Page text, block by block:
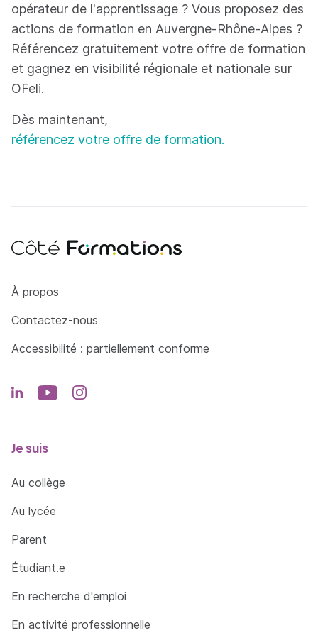
opérateur de l'apprentissage ? Vous proposez des
actions de formation en Auvergne-Rhône-Alpes ?
Référencez gratuitement votre offre de formation
et gagnez en visibilité régionale et nationale sur
OFeli.
Dès maintenant,
référencez votre offre de formation.
Côté Formations
À propos
Contactez-nous
Accessibilité : partiellement conforme
Je suis
Au collège
Au lycée
Parent
Étudiant.e
En recherche d'emploi
En activité professionnelle